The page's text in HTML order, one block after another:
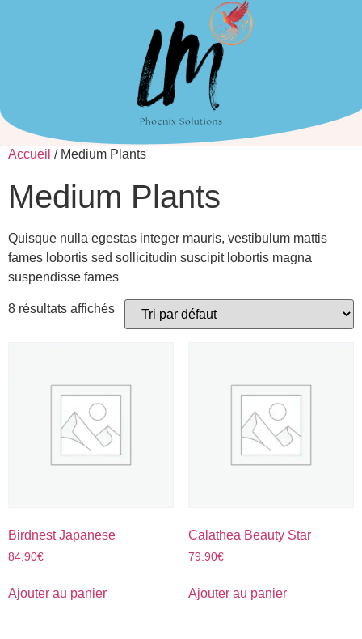
Accueil / Medium Plants
Medium Plants
Quisque nulla egestas integer mauris, vestibulum mattis
fames lobortis sed sollicitudin suscipit lobortis magna
suspendisse fames
8 résultats affichés
Birdnest Japanese
84.90€
Ajouter au panier
Calathea Beauty Star
79.90€
Ajouter au panier